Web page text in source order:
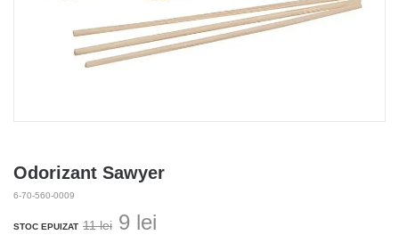
Odorizant Sawyer
6-70-560-0009
STOC EPUIZAT 11lei Prețul
9 lei